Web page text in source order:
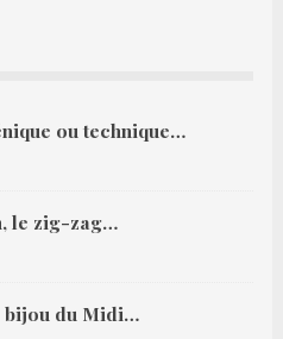
ou technique…
le zig-zag…
bijou du Midi…